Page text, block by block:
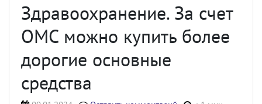
Здравоохранение. За счет
ОМС можно купить более
дорогие основные
средства